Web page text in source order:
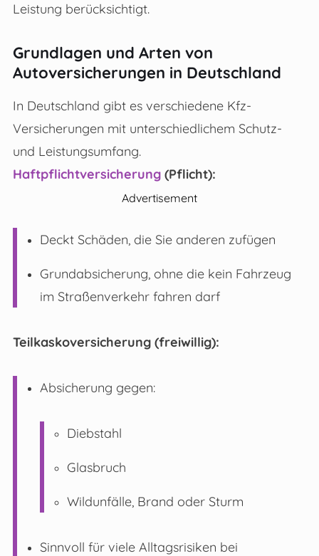
Leistung berücksichtigt.
Grundlagen und Arten von
Autoversicherungen in Deutschland
In Deutschland gibt es verschiedene Kfz-
Versicherungen mit unterschiedlichem Schutz-
und Leistungsumfang.
Haftpflichtversicherung(Pflicht):
Advertisement
Deckt Schäden, die Sie anderen zufügen
Grundabsicherung, ohne die kein Fahrzeug
im Straßenverkehr fahren darf
Teilkaskoversicherung (freiwillig):
Absicherung gegen:
Diebstahl
Glasbruch
Wildunfälle, Brand oder Sturm
Sinnvoll für viele Alltagsrisiken bei